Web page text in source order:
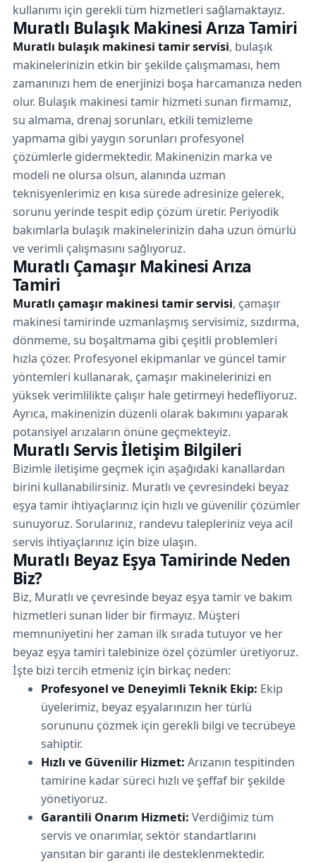
kullanımı için gerekli tüm hizmetleri sağlamaktayız.
Muratlı Bulaşık Makinesi Arıza Tamiri
Muratlı bulaşık makinesi tamir servisi, bulaşık
makinelerinizin etkin bir şekilde çalışmaması, hem
zamanınızı hem de enerjinizi boşa harcamanıza neden
olur. Bulaşık makinesi tamir hizmeti sunan firmamız,
su almama, drenaj sorunları, etkili temizleme
yapmama gibi yaygın sorunları profesyonel
çözümlerle gidermektedir. Makinenizin marka ve
modeli ne olursa olsun, alanında uzman
teknisyenlerimiz en kısa sürede adresinize gelerek,
sorunu yerinde tespit edip çözüm üretir. Periyodik
bakımlarla bulaşık makinelerinizin daha uzun ömürlü
ve verimli çalışmasını sağlıyoruz.
Muratlı Çamaşır Makinesi Arıza
Tamiri
Muratlı çamaşır makinesi tamir servisi, çamaşır
makinesi tamirinde uzmanlaşmış servisimiz, sızdırma,
dönmeme, su boşaltmama gibi çeşitli problemleri
hızla çözer. Profesyonel ekipmanlar ve güncel tamir
yöntemleri kullanarak, çamaşır makinelerinizi en
yüksek verimlilikte çalışır hale getirmeyi hedefliyoruz.
Ayrıca, makinenizin düzenli olarak bakımını yaparak
potansiyel arızaların önüne geçmekteyiz.
Muratlı Servis İletişim Bilgileri
Bizimle iletişime geçmek için aşağıdaki kanallardan
birini kullanabilirsiniz. Muratlı ve çevresindeki beyaz
eşya tamir ihtiyaçlarınız için hızlı ve güvenilir çözümler
sunuyoruz. Sorularınız, randevu talepleriniz veya acil
servis ihtiyaçlarınız için bize ulaşın.
Muratlı Beyaz Eşya Tamirinde Neden
Biz?
Biz, Muratlı ve çevresinde beyaz eşya tamir ve bakım
hizmetleri sunan lider bir firmayız. Müşteri
memnuniyetini her zaman ilk sırada tutuyor ve her
beyaz eşya tamiri talebinize özel çözümler üretiyoruz.
İşte bizi tercih etmeniz için birkaç neden:
Profesyonel ve Deneyimli Teknik Ekip: Ekip
üyelerimiz, beyaz eşyalarınızın her türlü
sorununu çözmek için gerekli bilgi ve tecrübeye
sahiptir.
Hızlı ve Güvenilir Hizmet: Arızanın tespitinden
tamirine kadar süreci hızlı ve şeffaf bir şekilde
yönetiyoruz.
Garantili Onarım Hizmeti: Verdiğimiz tüm
servis ve onarımlar, sektör standartlarını
yansıtan bir garanti ile desteklenmektedir.